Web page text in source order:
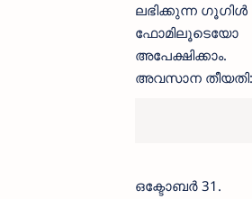
ലഭിക്കുന്ന ഗൂഗിൾ
ഫോമിലൂടെയോ
അപേക്ഷിക്കാം.
അവസാന തീയതി:
ഒക്ടോബർ 31.